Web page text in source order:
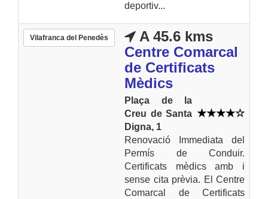
deportiv...
Vilafranca del Penedès
A 45.6 kms
Centre Comarcal
de Certificats
Mèdics
Plaça de la
Creu de Santa
Digna, 1
Renovació Immediata del
Permís de Conduir.
Certificats mèdics amb i
sense cita prèvia. El Centre
Comarcal de Certificats